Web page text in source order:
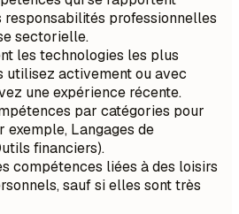
responsabilités professionnelles
sectorielle.
les technologies les plus
utilisez activement ou avec
une expérience récente.
par catégories pour
exemple, Langages de
financiers).
compétences liées à des loisirs
sauf si elles sont très